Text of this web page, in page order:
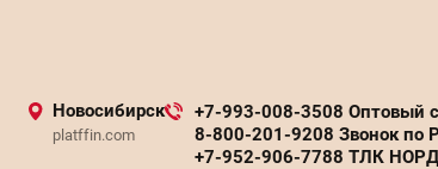
Новосибирск
platffin.com
+7-993-008-3508 Оптовый
8-800-201-9208 Звонок по
+7-952-906-7788 ТЛК